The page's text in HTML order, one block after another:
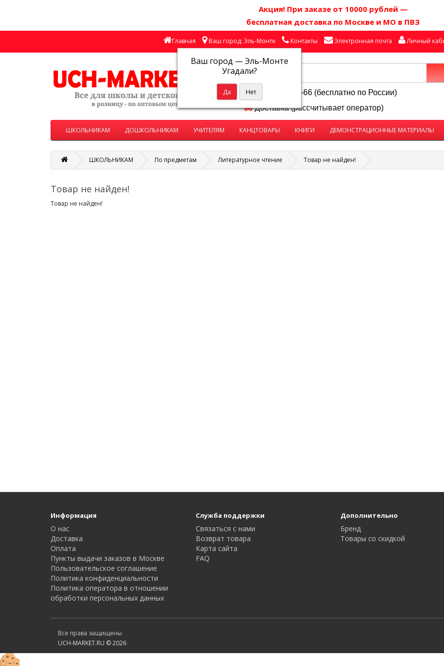
Акция! При заказе от 10000 рублей —
бесплатная доставка по Москве и МО в ПВЗ
Главная Ваш город: Эль-Монте
Ваш город —Эль-Монте
Угадали?
Контакты Электронная почта Личный
8-800-250-58-66 (бесплатно по России)
Доставка (рассчитывает оператор)
ШКОЛЬНИКАМ ДОШКОЛЬНИКАМ УЧИТЕЛЯМ КАНЦТОВАРЫ КНИГИ ДЕМОНСТРАЦИОННЫЕ МАТЕРИАЛЫ
ШКОЛЬНИКАМ По предметам Литературное чтение Товар не найден!
Товар не найден!
Товар не найден!
Информация
О нас
Доставка
Оплата
Пункты выдачи заказов в Москве
Пользовательское соглашение
Политика конфиденциальности
Политика оператора в отношении
обработки персональных данных
Служба поддержки
Связаться с нами
Возврат товара
Карта сайта
FAQ
Дополнительно
Бренд
Товары со скидкой
Все права защищены
UCH-MARKET.RU © 2026